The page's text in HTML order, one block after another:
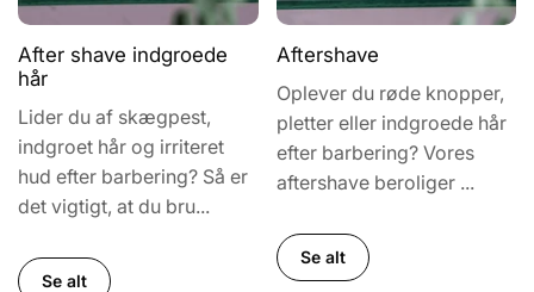
After shave indgroede
hår
Lider du af skægpest,
indgroet hår og irriteret
hud efter barbering? Så er
det vigtigt, at du bru...
Se alt
Aftershave
Oplever du røde knopper,
pletter eller indgroede hår
efter barbering? Vores
aftershave beroliger ...
Se alt